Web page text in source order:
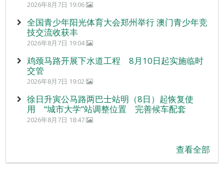
2026年8月7日 19:06
全国青少年阳光体育大会郑州举行 澳门青少年竞
技交流收获丰
2026年8月7日 19:04
鸡颈马路开展下水道工程 8月10日起实施临时
交管
2026年8月7日 19:02
徐日升寅公马路两巴士站明（8日）起恢复使
用 “城市大学”站调整位置 完善候车配套
2026年8月7日 18:47
查看全部